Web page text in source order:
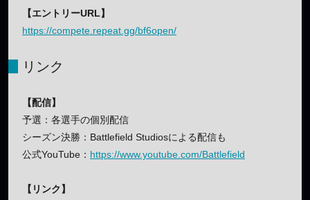
【エントリーURL】
https://compete.repeat.gg/bf6open/
リンク
【配信】
予選：各選手の個別配信
シーズン決勝：Battlefield Studiosによる配信も
公式YouTube： https://www.youtube.com/Battlefield
【リンク】